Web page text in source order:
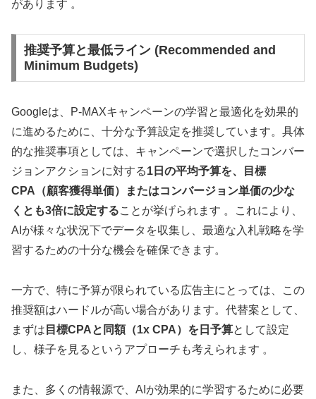
があります 。
推奨予算と最低ライン (Recommended and
Minimum Budgets)
Googleは、P-MAXキャンペーンの学習と最適化を効果的
に進めるために、十分な予算設定を推奨しています。具体
的な推奨事項としては、キャンペーンで選択したコンバー
ジョンアクションに対する1日の平均予算を、目標
CPA（顧客獲得単価）またはコンバージョン単価の少な
くとも3倍に設定することが挙げられます 。これにより、
AIが様々な状況下でデータを収集し、最適な入札戦略を学
習するための十分な機会を確保できます。
一方で、特に予算が限られている広告主にとっては、この
推奨額はハードルが高い場合があります。代替案として、
まずは 目標CPAと同額（1x CPA）を日予算として設定
し、様子を見るというアプローチも考えられます 。
また、多くの情報源で、AIが効果的に学習するために必要